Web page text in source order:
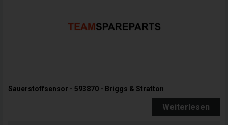
Sauerstoffsensor - 593870 - Briggs & Stratton
Weiterlesen